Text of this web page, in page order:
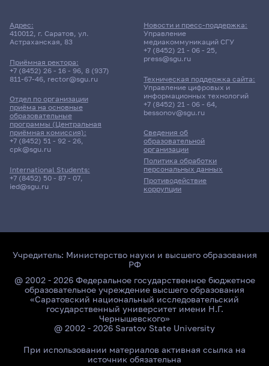
Адрес:
410012, г. Саратов, ул.
Астраханская, 83
Приёмная ректора:
+7 (8452) 26 - 16 - 96, 8 (937)
811-67-46, rector@sgu.ru
Отдел по организации
приёма на основные
образовательные
программы (Центральная
приёмная комиссия):
+7 (8452) 51 - 92 - 26,
cpk@sgu.ru
International Students:
+7 (8452) 50 - 87 - 07,
ied@sgu.ru
Сведения об
образовательной
организации
Политика обработки
персональных данных
Противодействие
коррупции
Новости и пресс-поддержка:
Управление
медиакоммуникаций СГУ
+7 (8452) 21 - 06 - 25,
press@sgu.ru
Техническая поддержка сайта:
Управление цифровых и
информационных технологий
+7 (8452) 21 - 06 - 64,
bessonov@sgu.ru
Учредитель: Министерство науки и высшего образования
РФ
@ 2002 - 2026 Федеральное государственное бюджетное
образовательное учреждение высшего образования
«Саратовский национальный исследовательский
государственный университет имени Н.Г.
Чернышевского»
@ 2002 - 2026 Saratov State University
При использовании материалов активная ссылка на
источник обязательна